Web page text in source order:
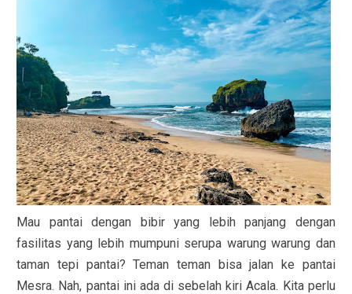
Mau pantai dengan bibir yang lebih panjang dengan
fasilitas yang lebih mumpuni serupa warung warung dan
taman tepi pantai? Teman teman bisa jalan ke pantai
Mesra. Nah, pantai ini ada di sebelah kiri Acala. Kita perlu